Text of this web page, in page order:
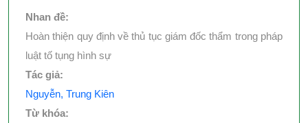
Nhan đề:
Hoàn thiện quy định về thủ tục giám đốc thẩm trong pháp
luật tố tụng hình sự
Tác giả:
Nguyễn, Trung Kiên
Từ khóa: